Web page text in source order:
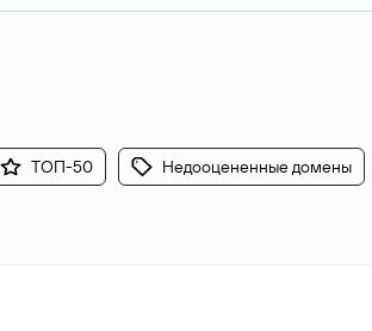
ТОП-50 Недооцененные домены